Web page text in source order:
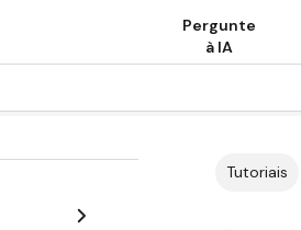
Pergunte
à IA
Tutoriais